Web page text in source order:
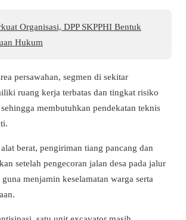
Organisasi, DPP SKPPHI Bentuk
Hukum
persawahan, segmen di sekitar
ruang kerja terbatas dan tingkat risiko
membutuhkan pendekatan teknis
berat, pengiriman tiang pancang dan
setelah pengecoran jalan desa pada jalur
menjamin keselamatan warga serta